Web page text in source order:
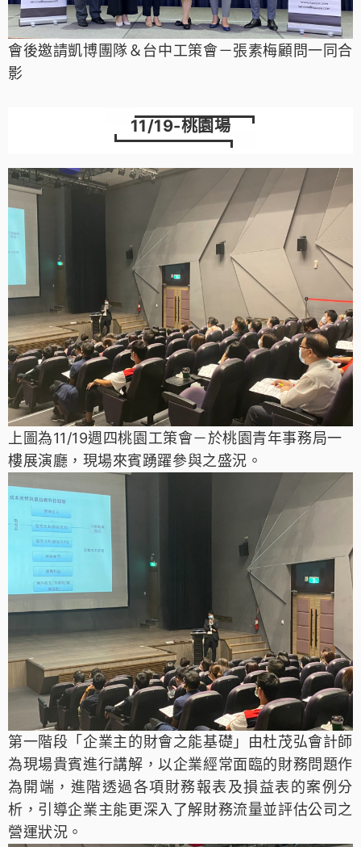
會後邀請凱博團隊＆台中工策會－張素梅顧問一同合
影
11/19-桃園場
上圖為11/19週四桃園工策會－於桃園青年事務局一
樓展演廳 ，現場來賓踴躍參與之盛況。
第一階段「 企業主的財會之能基礎 」 由杜茂弘會計師
為現場貴賓進行講解，以企業經常面臨的財務問題作
為開端，進階透過各項財務報表及損益表的案例分
析，引導企業主能更深入了解財務流量並評估公司之
營運狀況。